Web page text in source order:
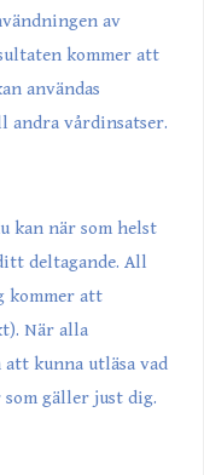
av
kommer att
användas
andra vårdinsatser.
kan när som helst
deltagande. All
kommer att
När alla
kunna utläsa vad
gäller just dig.